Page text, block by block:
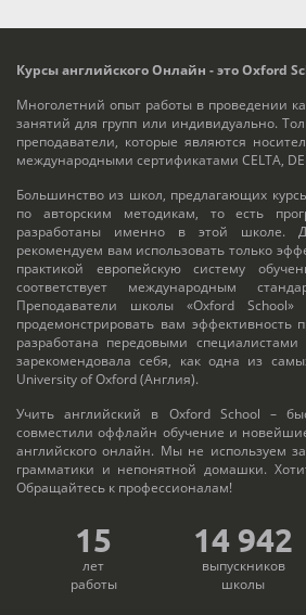
Курсы английского Онлайн - это Oxford
Многолетний опыт работы в проведении
занятий для групп или индивидуально.
преподаватели, которые являются
международными сертификатами CELTA,
Большинство из школ, предлагающих
по авторским методикам, то есть
разработаны именно в этой школе.
рекомендуем вам использовать только
практикой европейскую систему
соответствует международным
Преподаватели школы «Oxford School»
продемонстрировать вам эффективность
разработана передовыми
зарекомендовала себя, как одна из
University of Oxford (Англия).
Учить английский в Oxford School –
совместили оффлайн обучение и
английского онлайн. Мы не используем
грамматики и непонятной домашки.
Обращайтесь к профессионалам!
15
лет
работы
14 982
выпускников
школы